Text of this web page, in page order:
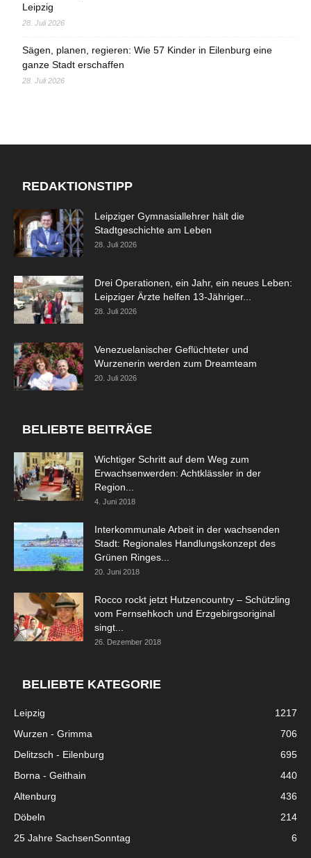
Leipzig
28. Juli 2026
Sägen, planen, regieren: Wie 57 Kinder in Eilenburg eine
ganze Stadt erschaffen
28. Juli 2026
REDAKTIONSTIPP
Leipziger Gymnasiallehrer hält die
Stadtgeschichte am Leben
28. Juli 2026
Drei Operationen, ein Jahr, ein neues Leben:
Leipziger Ärzte helfen 13-Jähriger...
28. Juli 2026
Venezuelanischer Geflüchteter und
Wurzenerin werden zum Dreamteam
20. Juli 2026
BELIEBTE BEITRÄGE
Wichtiger Schritt auf dem Weg zum
Erwachsenwerden: Achtklässler in der
Region...
4. Juni 2018
Interkommunale Arbeit in der wachsenden
Stadt: Regionales Handlungskonzept des
Grünen Ringes...
20. Juni 2018
Rocco rockt jetzt Hutzencountry – Schützling
vom Fernsehkoch und Erzgebirgsoriginal
singt...
26. Dezember 2018
BELIEBTE KATEGORIE
Leipzig
1217
Wurzen - Grimma
706
Delitzsch - Eilenburg
695
Borna - Geithain
440
Altenburg
436
Döbeln
214
25 Jahre SachsenSonntag
6